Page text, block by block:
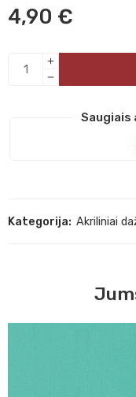
4,90 €
Saugiais
Kategorija: Akriliniai